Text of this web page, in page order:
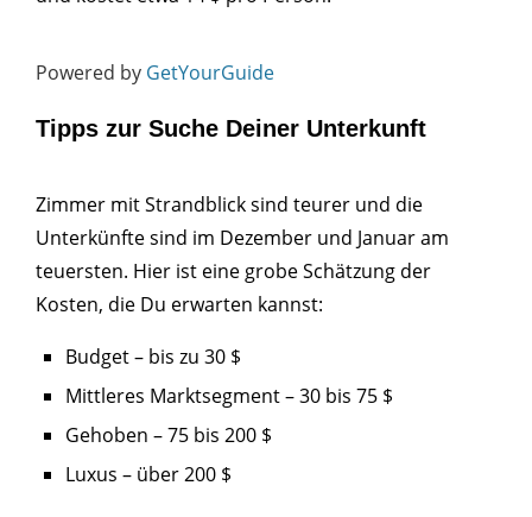
Powered by GetYourGuide
Tipps zur Suche Deiner Unterkunft
Zimmer mit Strandblick sind teurer und die
Unterkünfte sind im Dezember und Januar am
teuersten. Hier ist eine grobe Schätzung der
Kosten, die Du erwarten kannst:
Budget – bis zu 30 $
Mittleres Marktsegment – 30 bis 75 $
Gehoben – 75 bis 200 $
Luxus – über 200 $